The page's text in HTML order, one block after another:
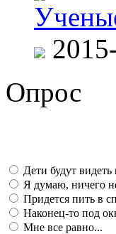
Опрос
Дети будут
Я думаю, ничего
Придется пить в
Наконец-то под
Мне все равно...